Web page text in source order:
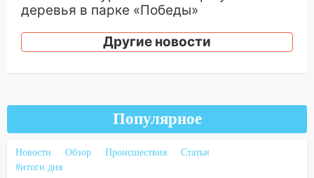
деревья в парке «Победы»
18:00 Пепелище на Балтийской: в
Заволжье ульяновские спасатели
Ульяновской области
16:00 В Ульяновске во время шторма на
Волге пропал известный блогер: нужна
помощь в поисках
Другие новости
Популярное
Новости Обзор Происшествия
Статьи
#итоги дня